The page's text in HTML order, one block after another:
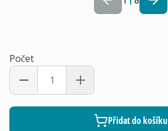
Počet
Přidat do košíku